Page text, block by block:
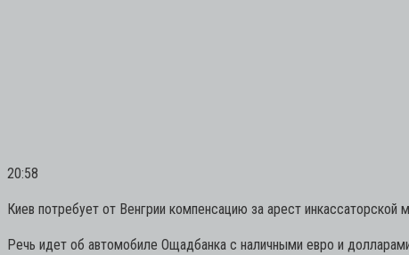
20:58
Киев потребует от Венгрии компенсацию за арест
Речь идет об автомобиле Ощадбанка с наличными евро и